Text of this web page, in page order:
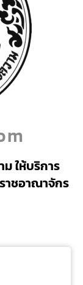
ให้บริการ
าชอาณาจักร